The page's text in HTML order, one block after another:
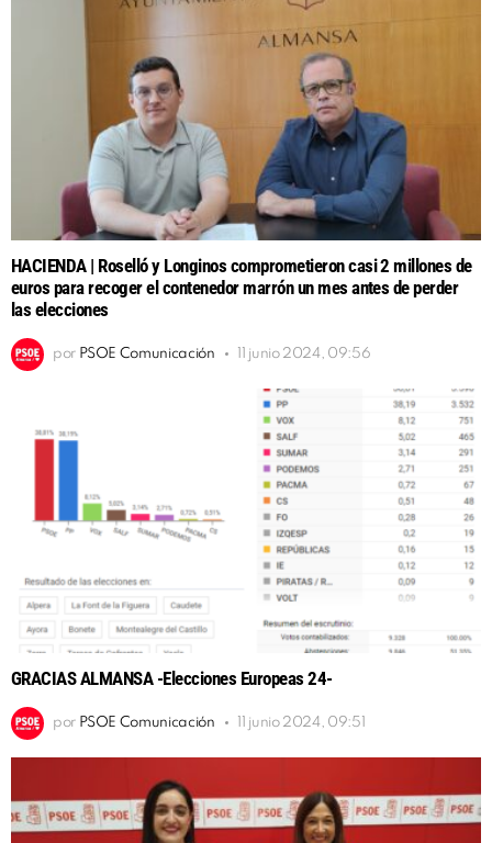
HACIENDA | Roselló y Longinos comprometieron casi 2 millones de
euros para recoger el contenedor marrón un mes antes de perder
las elecciones
por PSOE Comunicación 11 junio 2024, 09:56
GRACIAS ALMANSA -Elecciones Europeas 24-
por PSOE Comunicación 11 junio 2024, 09:51